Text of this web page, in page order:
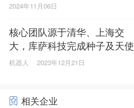
2024年11月06日
核心团队源于清华、上海交
大，库萨科技完成种子及天使
轮共数千万融资
机器人 2023年12月21日
相关企业